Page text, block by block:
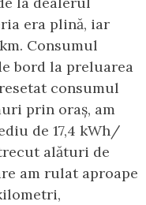
era plină, iar
Consumul
bord la preluarea
consumul
prin oraș, am
de 17,4 kWh/
alături de
am rulat aproape